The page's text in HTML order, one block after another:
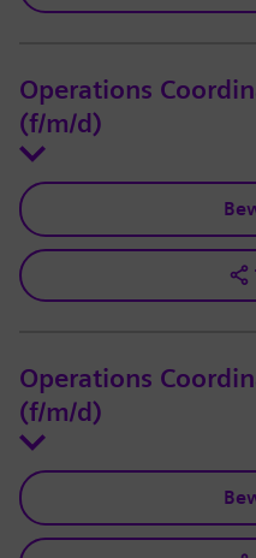
Operations
(f/m/d)
Operations
(f/m/d)